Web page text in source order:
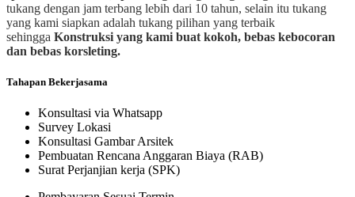
tukang dengan jam terbang lebih dari 10 tahun, selain itu tukang
yang kami siapkan adalah tukang pilihan yang terbaik
sehingga Konstruksi yang kami buat kokoh, bebas kebocoran
dan bebas korsleting.
Tahapan Bekerjasama
Konsultasi via Whatsapp
Survey Lokasi
Konsultasi Gambar Arsitek
Pembuatan Rencana Anggaran Biaya (RAB)
Surat Perjanjian kerja (SPK)